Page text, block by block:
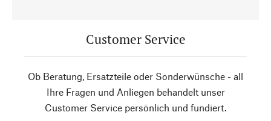
Customer Service
Ob Beratung, Ersatzteile oder Sonderwünsche - all
Ihre Fragen und Anliegen behandelt unser
Customer Service persönlich und fundiert.